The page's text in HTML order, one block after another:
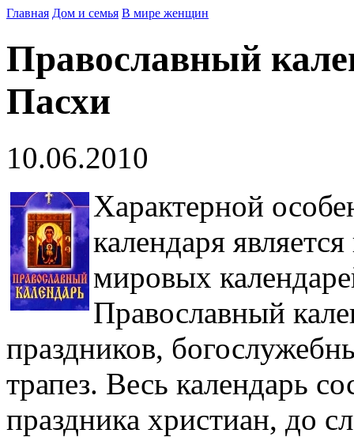
Главная Дом и семья В мире женщин
Православный
Пасхи
10.06.2010
Характерной
календаря
мировых
Православный
праздников,
трапез. Весь календарь
праздника христиан, до